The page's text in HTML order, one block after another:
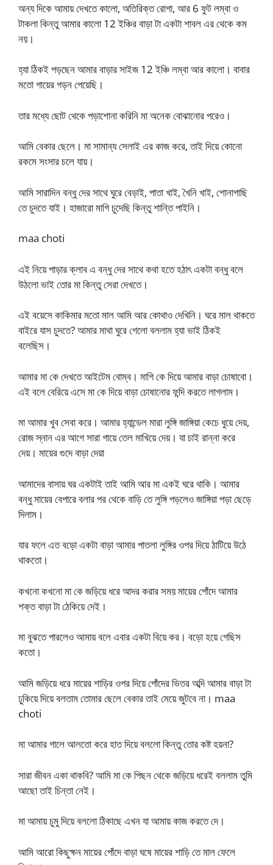
অন্য দিকে আমায় দেখতে কালো, অতিরিক্ত রোগা, আর 6 ফুট লম্বা ও
টাকলা কিন্তু আমার কালো 12 ইঞ্চির বাড়া টা একটা শাবল এর থেকে কম
নয়।
হ্যা ঠিকই পড়ছেন আমার বাড়ার সাইজ 12 ইঞ্চি লম্বা আর কালো। বাবার
মতো গায়ের গড়ন পেয়েছি।
তার মধ্যে ছোট থেকে পড়াশোনা করিনি মা অনেক বোঝানোর পরেও।
আমি বেকার ছেলে। মা সামান্য সেলাই এর কাজ করে, তাই দিয়ে কোনো
রকমে সংসার চলে যায়।
আমি সারাদিন বন্ধু দের সাথে ঘুরে বেড়াই, পাতা খাই, খৈনি খাই, শোনাগাছি
তে চুদতে যাই। হাজারো মাগি চুদেছি কিন্তু শান্তি পাইনি।
maa choti
এই নিয়ে পাড়ার ক্লাব এ বন্ধু দের সাথে কথা হতে হঠাৎ একটা বন্ধু বলে
উঠলো ভাই তোর মা কিন্তু সেরা দেখতে।
এই বয়েসে কাকিমার মতো মাল আমি আর কোথাও দেখিনি। ঘরে মাল থাকতে
বাইরে যাস চুদতে? আমার মাথা ঘুরে গেলো বললাম হ্যা ভাই ঠিকই
বলেছিস।
আমার মা কে দেখতে আইটেম বোম্ব। মাগি কে দিয়ে আমার বাড়া চোষাবো।
এই বলে বেরিয়ে এসে মা কে দিয়ে বাড়া চোষানোর ফন্দি করতে লাগলাম।
মা আমার খুব সেবা করে। আমার হ্যান্ডেল মারা লুঙ্গি জাঙ্গিয়া কেচে ধুয়ে দেয়,
রোজ স্নান এর আগে সারা গায়ে তেল মাখিয়ে দেয়। যা চাই রান্না করে
দেয়। মায়ের গুদে বাড়া দেয়া
আমাদের বাসায় ঘর একটাই তাই আমি আর মা একই ঘরে থাকি। আমার
বন্ধু মায়ের বেপারে বলার পর থেকে বাড়ি তে লুঙ্গি পড়লেও জাঙ্গিয়া পড়া ছেড়ে
দিলাম।
যার ফলে এত বড়ো একটা বাড়া আমার পাতলা লুঙ্গির ওপর দিয়ে ঠাটিয়ে উঠে
থাকতো।
কখনো কখনো মা কে জড়িয়ে ধরে আদর করার সময় মায়ের পোঁদে আমার
শক্ত বাড়া টা ঠেকিয়ে দেই।
মা বুঝতে পারলেও আমায় বলে এবার একটা বিয়ে কর। বড়ো হয়ে গেছিস
কতো।
আমি জড়িয়ে ধরে মায়ের শাড়ির ওপর দিয়ে পোঁদের ভিতর অব্দি আমার বাড়া টা
ঢুকিয়ে দিয়ে বলতাম তোমার ছেলে বেকার তাই মেয়ে জুটবে না। maa
choti
মা আমার গালে আলতো করে হাত দিয়ে বললো কিন্তু তোর কষ্ট হয়না?
সারা জীবন একা থাকবি? আমি মা কে পিছন থেকে জড়িয়ে ধরেই বললাম তুমি
আছো তাই চিন্তা নেই।
মা আমায় চুমু দিয়ে বললো ঠিকাছে এখন যা আমায় কাজ করতে দে।
আমি আরো কিছুক্ষন মায়ের পোঁদে বাড়া ঘষে মায়ের শাড়ি তে মাল ফেলে